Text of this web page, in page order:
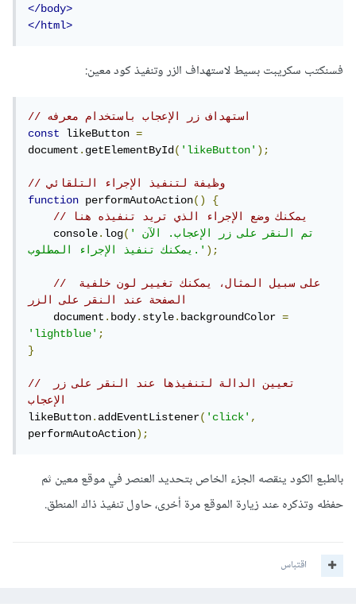
</body>
</html>
فسنكتب سكريبت بسيط لاستهداف الزر وتنفيذ كود معين:
// استهداف زر الإعجاب باستخدام معرفه
const
likeButton =
document.getElementById('likeButton');
// وظيفة لتنفيذ الإجراء التلقائي
function performAutoAction()
{
// يمكنك وضع الإجراء الذي تريد تنفيذه هنا
    console
.log('تم النقر على زر الإعجاب. الآن
يمكنك تنفيذ الإجراء المطلوب.');
// على سبيل المثال، يمكنك تغيير لون خلفية
الصفحة عند النقر على الزر
    document
.body.style.backgroundColor =
'lightblue';
}
// تعيين الدالة لتنفيذها عند النقر على زر
الإعجاب
likeButton.addEventListener('click',
performAutoAction);
بالطبع الكود ينقصه الجزء الخاص بتحديد العنصر في موقع معين ثم
حفظه وتذكره عند زيارة الموقع مرة أخرى، حاول تنفيذ ذاك المنطق.
اقتباس